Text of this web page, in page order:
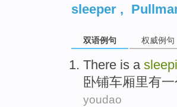
sleeper ,
双语例句 权威例句
There is a
卧铺车厢里有
youdao